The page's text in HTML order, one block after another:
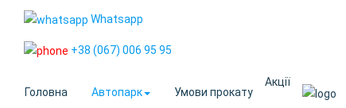
Whatsapp
+38 (067) 006 95 95
Головна Автопарк Умови прокату
Акції